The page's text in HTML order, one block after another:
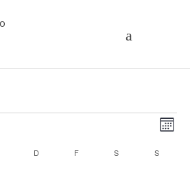
Monat
MITTWOCH
DDONNERSTAG
FFREITAG S SAMSTAGS